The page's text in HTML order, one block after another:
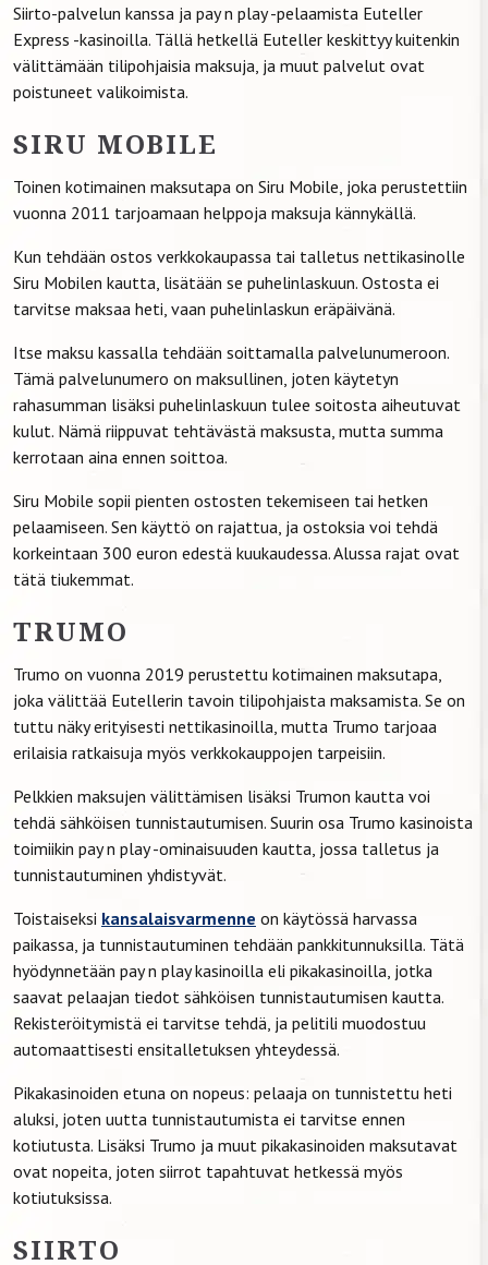
Siirto-palvelun kanssa ja pay n play -pelaamista Euteller
Express -kasinoilla. Tällä hetkellä Euteller keskittyy kuitenkin
välittämään tilipohjaisia maksuja, ja muut palvelut ovat
poistuneet valikoimista.
SIRU MOBILE
Toinen kotimainen maksutapa on Siru Mobile, joka perustettiin
vuonna 2011 tarjoamaan helppoja maksuja kännykällä.
Kun tehdään ostos verkkokaupassa tai talletus nettikasinolle
Siru Mobilen kautta, lisätään se puhelinlaskuun. Ostosta ei
tarvitse maksaa heti, vaan puhelinlaskun eräpäivänä.
Itse maksu kassalla tehdään soittamalla palvelunumeroon.
Tämä palvelunumero on maksullinen, joten käytetyn
rahasumman lisäksi puhelinlaskuun tulee soitosta aiheutuvat
kulut. Nämä riippuvat tehtävästä maksusta, mutta summa
kerrotaan aina ennen soittoa.
Siru Mobile sopii pienten ostosten tekemiseen tai hetken
pelaamiseen. Sen käyttö on rajattua, ja ostoksia voi tehdä
korkeintaan 300 euron edestä kuukaudessa. Alussa rajat ovat
tätä tiukemmat.
TRUMO
Trumo on vuonna 2019 perustettu kotimainen maksutapa,
joka välittää Eutellerin tavoin tilipohjaista maksamista. Se on
tuttu näky erityisesti nettikasinoilla, mutta Trumo tarjoaa
erilaisia ratkaisuja myös verkkokauppojen tarpeisiin.
Pelkkien maksujen välittämisen lisäksi Trumon kautta voi
tehdä sähköisen tunnistautumisen. Suurin osa Trumo kasinoista
toimiikin pay n play -ominaisuuden kautta, jossa talletus ja
tunnistautuminen yhdistyvät.
Toistaiseksi kansalaisvarmenne on käytössä harvassa
paikassa, ja tunnistautuminen tehdään pankkitunnuksilla. Tätä
hyödynnetään pay n play kasinoilla eli pikakasinoilla, jotka
saavat pelaajan tiedot sähköisen tunnistautumisen kautta.
Rekisteröitymistä ei tarvitse tehdä, ja pelitili muodostuu
automaattisesti ensitalletuksen yhteydessä.
Pikakasinoiden etuna on nopeus: pelaaja on tunnistettu heti
aluksi, joten uutta tunnistautumista ei tarvitse ennen
kotiutusta. Lisäksi Trumo ja muut pikakasinoiden maksutavat
ovat nopeita, joten siirrot tapahtuvat hetkessä myös
kotiutuksissa.
SIIRTO